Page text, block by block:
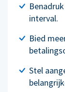
interval.
Bied
Stel